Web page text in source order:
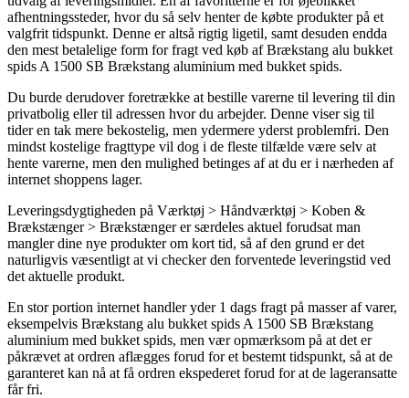
afhentningssteder, hvor du så selv henter de købte produkter på et
valgfrit tidspunkt. Denne er altså rigtig ligetil, samt desuden endda
den mest betalelige form for fragt ved køb af Brækstang alu bukket
spids A 1500 SB Brækstang aluminium med bukket spids.
Du burde derudover foretrække at bestille varerne til levering til din
privatbolig eller til adressen hvor du arbejder. Denne viser sig til
tider en tak mere bekostelig, men ydermere yderst problemfri. Den
mindst kostelige fragttype vil dog i de fleste tilfælde være selv at
hente varerne, men den mulighed betinges af at du er i nærheden af
internet shoppens lager.
Leveringsdygtigheden på Værktøj > Håndværktøj > Koben &
Brækstænger > Brækstænger er særdeles aktuel forudsat man
mangler dine nye produkter om kort tid, så af den grund er det
naturligvis væsentligt at vi checker den forventede leveringstid ved
det aktuelle produkt.
En stor portion internet handler yder 1 dags fragt på masser af varer,
eksempelvis Brækstang alu bukket spids A 1500 SB Brækstang
aluminium med bukket spids, men vær opmærksom på at det er
påkrævet at ordren aflægges forud for et bestemt tidspunkt, så at de
garanteret kan nå at få ordren ekspederet forud for at de lageransatte
får fri.